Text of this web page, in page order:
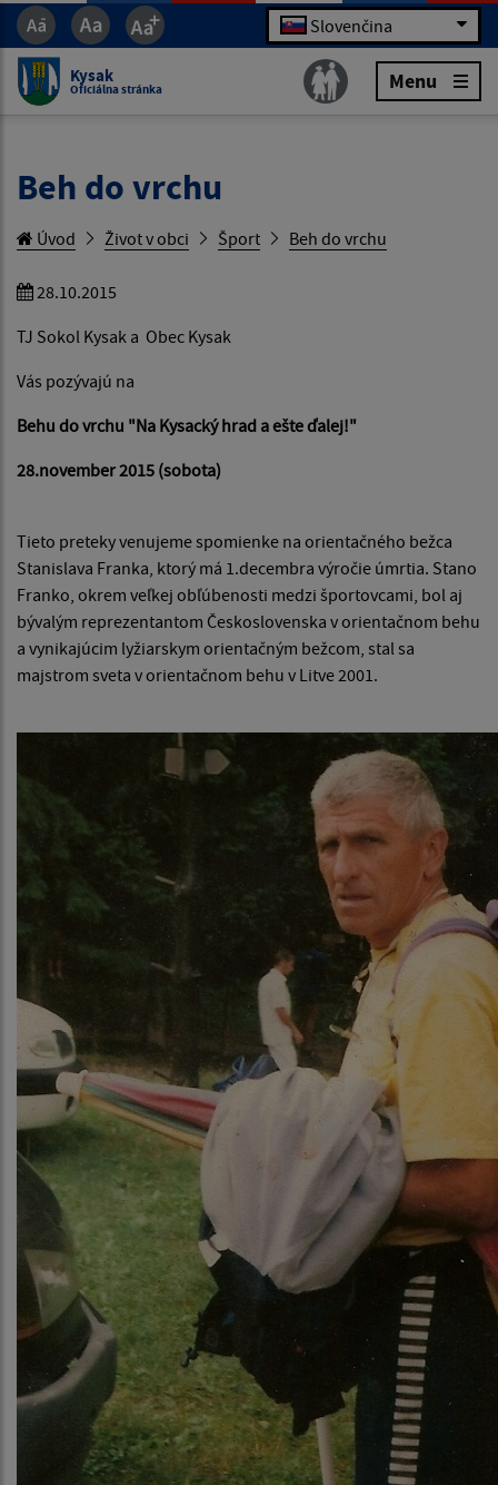
Slovenčina
Kysak
Oficiálna stránka Menu
Beh do vrchu
Úvod Život v obci Šport Beh do vrchu
28.10.2015
TJ Sokol Kysak a Obec Kysak
Vás pozývajú na
Behu do vrchu "Na Kysacký hrad a ešte ďalej!"
28.november 2015 (sobota)
Tieto preteky venujeme spomienke na orientačného bežca
Stanislava Franka, ktorý má 1.decembra výročie úmrtia. Stano
Franko, okrem veľkej obľúbenosti medzi športovcami, bol aj
bývalým reprezentantom Československa v orientačnom behu
a vynikajúcim lyžiarskym orientačným bežcom, stal sa
majstrom sveta v orientačnom behu v Litve 2001.